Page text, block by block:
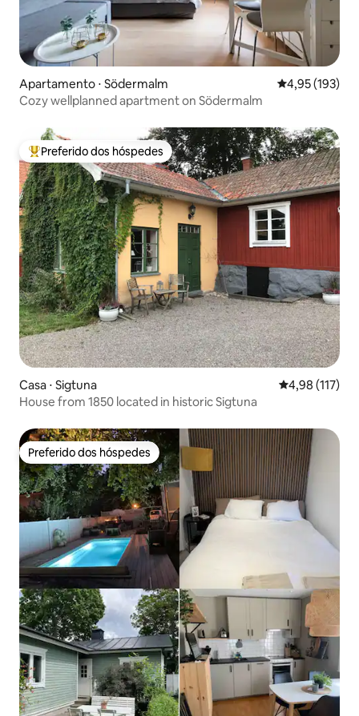
Apartamento ⋅ Södermalm 4,95 de uma
4,95 (193)
Cozy wellplanned apartment on Södermalm
Entre os melhores preferidos dos hóspedes
Preferido dos hóspedes
Casa ⋅ Sigtuna 4,98 de uma
4,98 (117)
House from 1850 located in historic Sigtuna
Preferido dos hóspedes
Preferido dos hóspedes